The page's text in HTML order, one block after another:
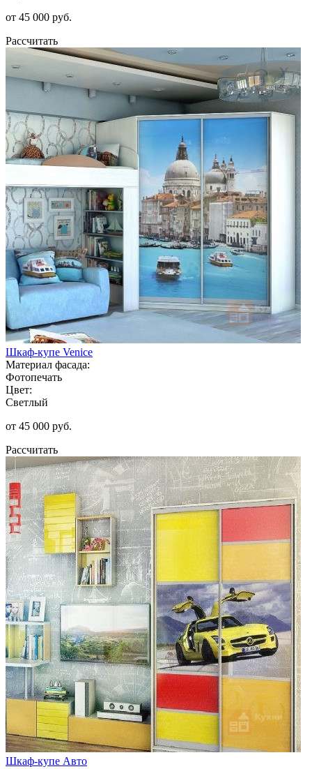
от 45 000 руб.
Рассчитать
Шкаф-купе Venice
Материал фасада:
Фотопечать
Цвет:
Светлый
от 45 000 руб.
Рассчитать
Шкаф-купе Авто